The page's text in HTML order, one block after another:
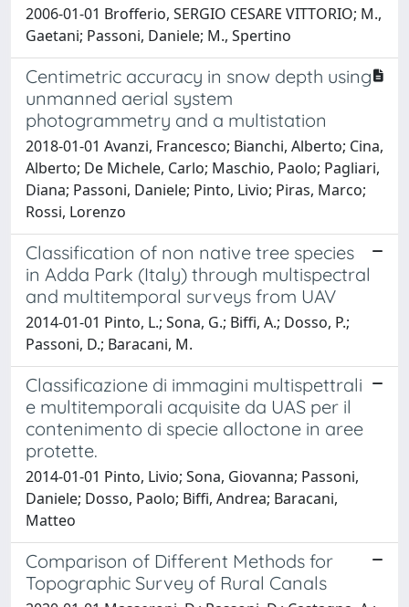
2006-01-01 Brofferio, SERGIO CESARE VITTORIO; M.,
Gaetani; Passoni, Daniele; M., Spertino
Centimetric accuracy in snow depth using
unmanned aerial system
photogrammetry and a multistation
2018-01-01 Avanzi, Francesco; Bianchi, Alberto; Cina,
Alberto; De Michele, Carlo; Maschio, Paolo; Pagliari,
Diana; Passoni, Daniele; Pinto, Livio; Piras, Marco;
Rossi, Lorenzo
Classification of non native tree species
in Adda Park (Italy) through multispectral
and multitemporal surveys from UAV
2014-01-01 Pinto, L.; Sona, G.; Biffi, A.; Dosso, P.;
Passoni, D.; Baracani, M.
Classificazione di immagini multispettrali
e multitemporali acquisite da UAS per il
contenimento di specie alloctone in aree
protette.
2014-01-01 Pinto, Livio; Sona, Giovanna; Passoni,
Daniele; Dosso, Paolo; Biffi, Andrea; Baracani,
Matteo
Comparison of Different Methods for
Topographic Survey of Rural Canals